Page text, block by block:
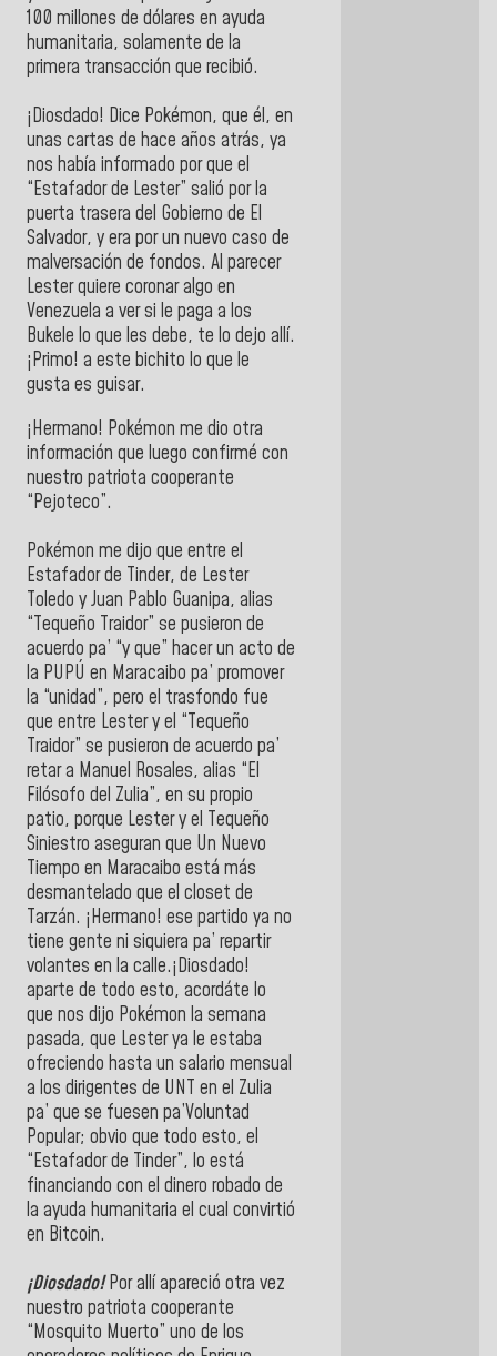
100 millones de dólares en ayuda
humanitaria, solamente de la
primera transacción que recibió.
¡Diosdado! Dice Pokémon, que él, en
unas cartas de hace años atrás, ya
nos había informado por que el
“Estafador de Lester” salió por la
puerta trasera del Gobierno de El
Salvador, y era por un nuevo caso de
malversación de fondos. Al parecer
Lester quiere coronar algo en
Venezuela a ver si le paga a los
Bukele lo que les debe, te lo dejo allí.
¡Primo! a este bichito lo que le
gusta es guisar.
¡Hermano! Pokémon me dio otra
información que luego confirmé con
nuestro patriota cooperante
“Pejoteco”.
Pokémon me dijo que entre el
Estafador de Tinder, de Lester
Toledo y Juan Pablo Guanipa, alias
“Tequeño Traidor” se pusieron de
acuerdo pa’ “y que” hacer un acto de
la PUPÚ en Maracaibo pa’ promover
la “unidad”, pero el trasfondo fue
que entre Lester y el “Tequeño
Traidor” se pusieron de acuerdo pa’
retar a Manuel Rosales, alias “El
Filósofo del Zulia”, en su propio
patio, porque Lester y el Tequeño
Siniestro aseguran que Un Nuevo
Tiempo en Maracaibo está más
desmantelado que el closet de
Tarzán. ¡Hermano! ese partido ya no
tiene gente ni siquiera pa’ repartir
volantes en la calle.¡Diosdado!
aparte de todo esto, acordáte lo
que nos dijo Pokémon la semana
pasada, que Lester ya le estaba
ofreciendo hasta un salario mensual
a los dirigentes de UNT en el Zulia
pa’ que se fuesen pa’Voluntad
Popular; obvio que todo esto, el
“Estafador de Tinder”, lo está
financiando con el dinero robado de
la ayuda humanitaria el cual convirtió
en Bitcoin.
¡Diosdado!Por allí apareció otra vez
nuestro patriota cooperante
“Mosquito Muerto” uno de los